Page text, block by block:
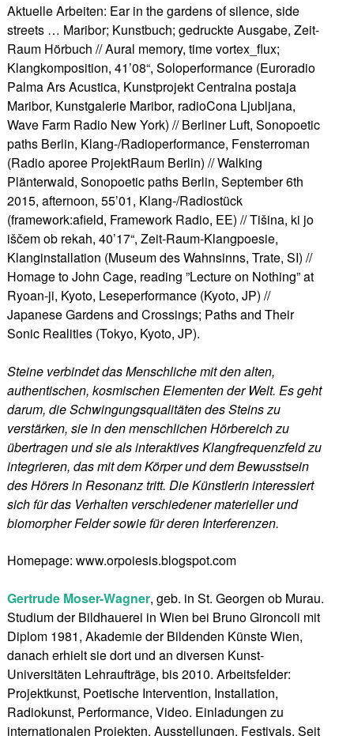
Aktuelle Arbeiten: Ear in the gardens of silence, side
streets … Maribor; Kunstbuch; gedruckte Ausgabe, Zeit-
Raum Hörbuch // Aural memory, time vortex_flux;
Klangkomposition, 41’08“, Soloperformance (Euroradio
Palma Ars Acustica, Kunstprojekt Centralna postaja
Maribor, Kunstgalerie Maribor, radioCona Ljubljana,
Wave Farm Radio New York) // Berliner Luft, Sonopoetic
paths Berlin, Klang-/Radioperformance, Fensterroman
(Radio aporee ProjektRaum Berlin) // Walking
Plänterwald, Sonopoetic paths Berlin, September 6th
2015, afternoon, 55’01, Klang-/Radiostück
(framework:afield, Framework Radio, EE) // Tišina, ki jo
iščem ob rekah, 40’17“, Zeit-Raum-Klangpoesie,
Klanginstallation (Museum des Wahnsinns, Trate, SI) //
Homage to John Cage, reading ”Lecture on Nothing” at
Ryoan-ji, Kyoto, Leseperformance (Kyoto, JP) //
Japanese Gardens and Crossings; Paths and Their
Sonic Realities (Tokyo, Kyoto, JP).
Steine verbindet das Menschliche mit den alten,
authentischen, kosmischen Elementen der Welt. Es geht
darum, die Schwingungsqualitäten des Steins zu
verstärken, sie in den menschlichen Hörbereich zu
übertragen und sie als interaktives Klangfrequenzfeld zu
integrieren, das mit dem Körper und dem Bewusstsein
des Hörers in Resonanz tritt. Die Künstlerin interessiert
sich für das Verhalten verschiedener materieller und
biomorpher Felder sowie für deren Interferenzen.
Homepage: www.orpoiesis.blogspot.com
Gertrude Moser-Wagner, geb. in St. Georgen ob Murau.
Studium der Bildhauerei in Wien bei Bruno Gironcoli mit
Diplom 1981, Akademie der Bildenden Künste Wien,
danach erhielt sie dort und an diversen Kunst-
Universitäten Lehraufträge, bis 2010. Arbeitsfelder:
Projektkunst, Poetische Intervention, Installation,
Radiokunst, Performance, Video. Einladungen zu
internationalen Projekten, Ausstellungen, Festivals. Seit